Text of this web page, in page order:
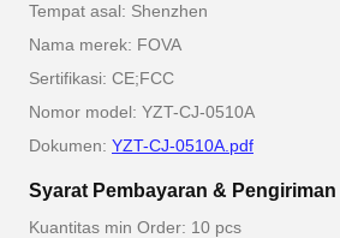
Tempat asal: Shenzhen
Nama merek: FOVA
Sertifikasi: CE;FCC
Nomor model: YZT-CJ-0510A
Dokumen: YZT-CJ-0510A.pdf
Syarat Pembayaran & Pengiriman
Kuantitas min Order: 10 pcs